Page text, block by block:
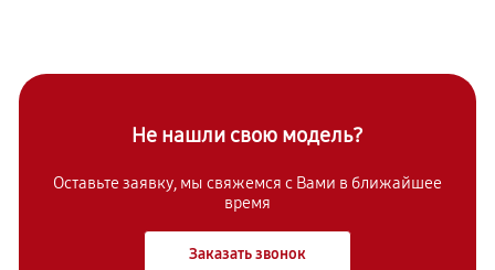
Не нашли свою модель?
Оставьте заявку, мы свяжемся с Вами в ближайшее
время
Заказать звонок